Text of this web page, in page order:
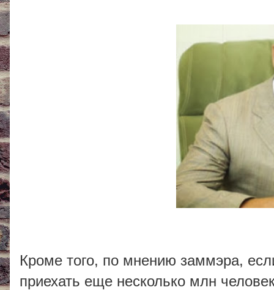
Кроме того, по мнению заммэра,
приехать еще несколько млн